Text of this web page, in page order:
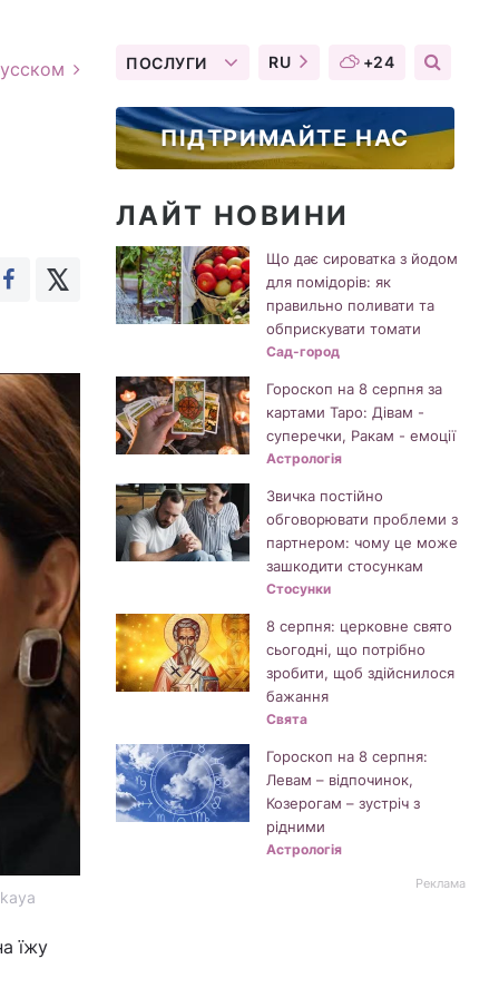
їжу
ПОСЛУГИ RU +24
ПІДТРИМАЙТЕ НАС
ЛАЙТ НОВИНИ
Що дає сироватка з йодом
для помідорів: як
правильно поливати та
обприскувати томати
Сад-город
Гороскоп на 8 серпня за
картами Таро: Дівам -
суперечки, Ракам - емоції
Астрологія
Звичка постійно
обговорювати проблеми з
партнером: чому це може
зашкодити стосункам
Стосунки
8 серпня: церковне свято
сьогодні, що потрібно
зробити, щоб здійснилося
бажання
Свята
Гороскоп на 8 серпня:
Левам – відпочинок,
Козерогам – зустріч з
рідними
Астрологія
Реклама